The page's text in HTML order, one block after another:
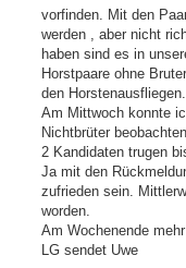
vorfinden. Mit den
werden , aber nicht
haben sind es in
Horstpaare ohne
den Horstenausfliegen.
Am Mittwoch konnte
Nichtbrüter
2 Kandidaten trugen
Ja mit den
zufrieden sein.
worden.
Am Wochenende
LG sendet Uwe